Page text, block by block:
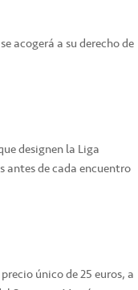
acogerá a su derecho de
designen la Liga
antes de cada encuentro
único de 25 euros, a